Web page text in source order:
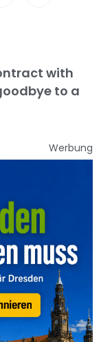
with
to a
Werbung